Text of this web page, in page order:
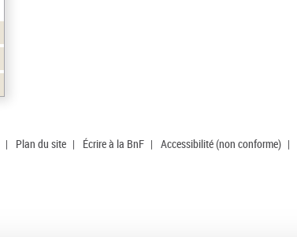
| Plan du site | Écrire à la BnF | Accessibilité (non conforme) |